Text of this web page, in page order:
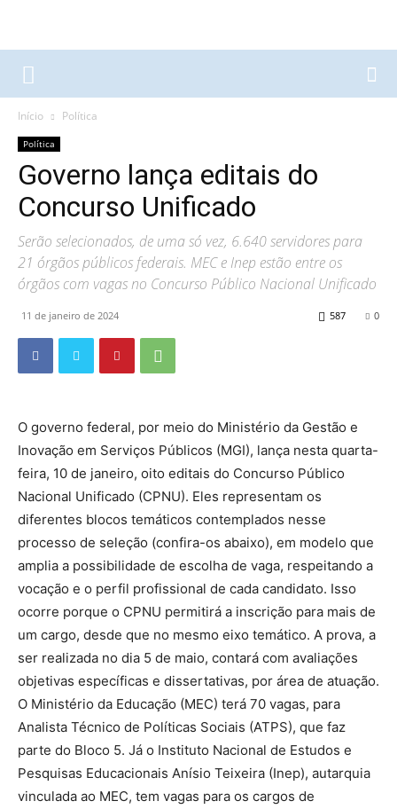
Início Política
Política
Governo lança editais do
Concurso Unificado
Serão selecionados, de uma só vez, 6.640 servidores para
21 órgãos públicos federais. MEC e Inep estão entre os
órgãos com vagas no Concurso Público Nacional Unificado
11 de janeiro de 2024 0
587
O governo federal, por meio do Ministério da Gestão e
Inovação em Serviços Públicos (MGI), lança nesta quarta-
feira, 10 de janeiro, oito editais do Concurso Público
Nacional Unificado (CPNU). Eles representam os
diferentes blocos temáticos contemplados nesse
processo de seleção (confira-os abaixo), em modelo que
amplia a possibilidade de escolha de vaga, respeitando a
vocação e o perfil profissional de cada candidato. Isso
ocorre porque o CPNU permitirá a inscrição para mais de
um cargo, desde que no mesmo eixo temático. A prova, a
ser realizada no dia 5 de maio, contará com avaliações
objetivas específicas e dissertativas, por área de atuação.
O Ministério da Educação (MEC) terá 70 vagas, para
Analista Técnico de Políticas Sociais (ATPS), que faz
parte do Bloco 5. Já o Instituto Nacional de Estudos e
Pesquisas Educacionais Anísio Teixeira (Inep), autarquia
vinculada ao MEC, tem vagas para os cargos de